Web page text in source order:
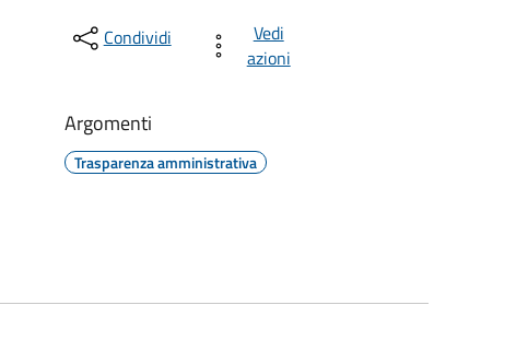
Condividi
Vedi
azioni
Argomenti
Trasparenza amministrativa